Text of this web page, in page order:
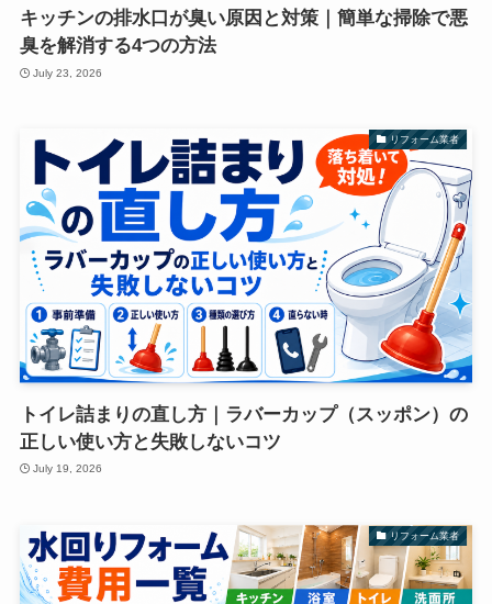
キッチンの排水口が臭い原因と対策｜簡単な掃除で悪
臭を解消する4つの方法
July 23, 2026
リフォーム業者
トイレ詰まりの直し方｜ラバーカップ（スッポン）の
正しい使い方と失敗しないコツ
July 19, 2026
リフォーム業者